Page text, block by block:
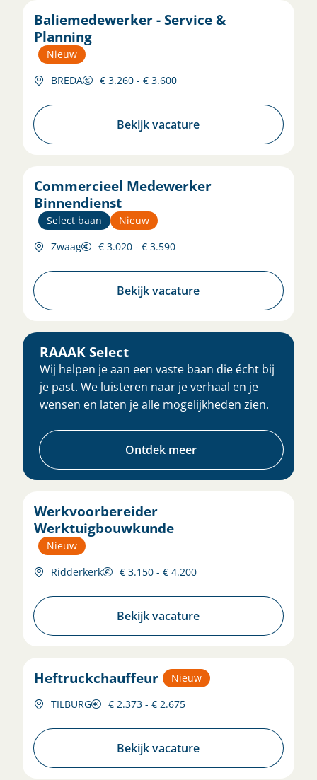
Baliemedewerker - Service &
Planning
Nieuw
BREDA
€ 3.260 - € 3.600
Bekijk vacature
Commercieel Medewerker
Binnendienst
Select baan
Nieuw
Zwaag
€ 3.020 - € 3.590
Bekijk vacature
RAAAK Select
Wij helpen je aan een vaste baan die écht bij
je past. We luisteren naar je verhaal en je
wensen en laten je alle mogelijkheden zien.
Ontdek meer
Werkvoorbereider
Werktuigbouwkunde
Nieuw
Ridderkerk
€ 3.150 - € 4.200
Bekijk vacature
Heftruckchauffeur
Nieuw
TILBURG
€ 2.373 - € 2.675
Bekijk vacature